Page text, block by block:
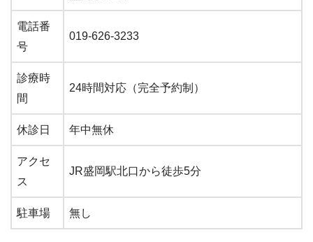
電話番
号
019-626-3233
診療時
間
24時間対応（完全予約制）
休診日 年中無休
アクセ
ス
JR盛岡駅北口から徒歩5分
駐車場 無し